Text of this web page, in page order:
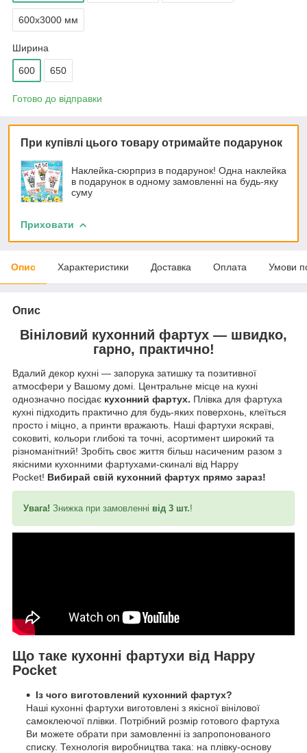
600х3000 мм
Ширина
600 650
Готово до відправки
При купівлі цього товару отримайте подарунок
Наклейка-сюрприз в подарунок! Одна наклейка
в подарунок в одному замовленні на будь-яку
суму
Приховати
Опис Характеристики Доставка Оплата Умови
Опис
Вініловий кухонний фартух — швидко,
гарно, практично!
Вдалий декор кухні — запорука затишку та позитивної
атмосфери у Вашому домі. Центральне місце на кухні
однозначно посідає кухонний фартух. Плівка для фартуха
кухні підходить практично для будь-яких поверхонь, клеїться
просто і міцно, а принти вражають. Наші фартухи яскраві,
соковиті, кольори глибокі та точні, асортимент широкий та
різноманітний! Зробіть своє життя більш насиченим разом з
якісними кухонними фартухами-скиналі від Happy
Pocket! Вибирай свій кухонний фартух прямо зараз!
Увага! Знижка при замовленні від 3 шт.!
Що таке кухонні фартухи від Happy
Pocket
Із чого виготовлений кухонний фартух?
Наші кухонні фартухи виготовлені з якісної вінілової
самоклеючої плівки. Потрібний розмір готового фартуха
Ви можете обрати при замовленні із запропонованого
списку. Технологія виробництва така: на плівку-основу